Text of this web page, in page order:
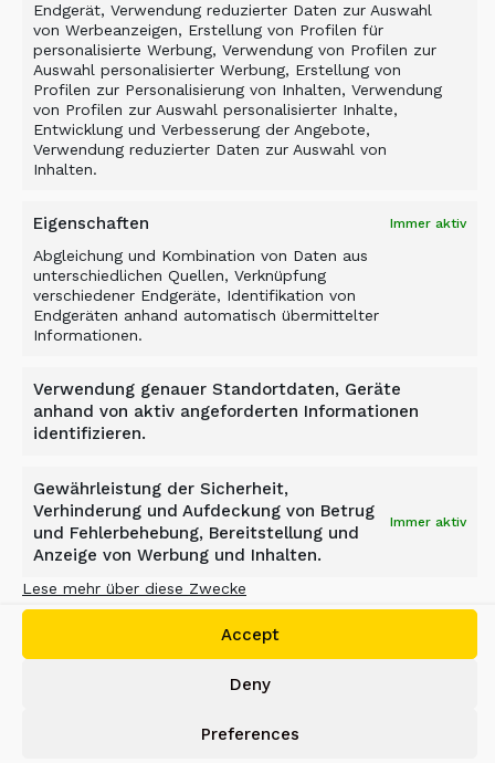
Endgerät, Verwendung reduzierter Daten zur Auswahl
von Werbeanzeigen, Erstellung von Profilen für
personalisierte Werbung, Verwendung von Profilen zur
Auswahl personalisierter Werbung, Erstellung von
Profilen zur Personalisierung von Inhalten, Verwendung
von Profilen zur Auswahl personalisierter Inhalte,
Entwicklung und Verbesserung der Angebote,
Verwendung reduzierter Daten zur Auswahl von
Inhalten.
Eigenschaften Immer aktiv
Abgleichung und Kombination von Daten aus
unterschiedlichen Quellen, Verknüpfung
verschiedener Endgeräte, Identifikation von
Endgeräten anhand automatisch übermittelter
Informationen.
Verwendung genauer Standortdaten, Geräte
anhand von aktiv angeforderten Informationen
identifizieren.
Gewährleistung der Sicherheit,
Verhinderung und Aufdeckung von Betrug
und Fehlerbehebung, Bereitstellung und
Anzeige von Werbung und Inhalten.
Immer aktiv
Lese mehr über diese Zwecke
Accept
Deny
Preferences
Related Products
SCHAUFELSEPARATOR –
DL-SERIE
Die leichten Schaufelseparatoren der
und zuverlässige Siebanbaugeräte.